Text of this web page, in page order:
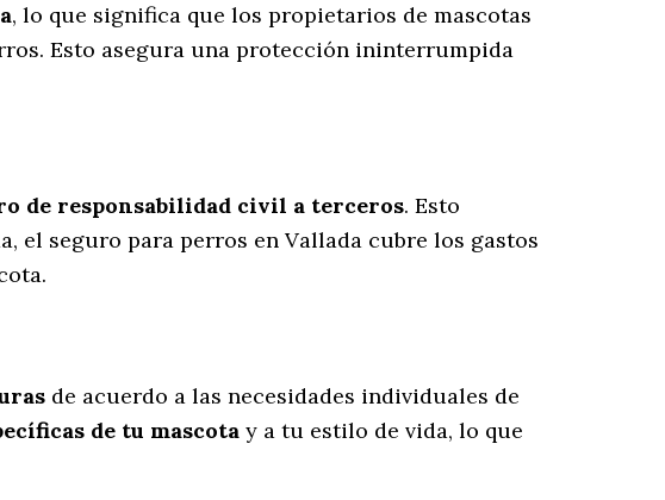
, lo que significa que los propietarios de mascotas
. Esto asegura una protección ininterrumpida
de responsabilidad civil a terceros. Esto
el seguro para perros en Vallada cubre los gastos
de acuerdo a las necesidades individuales de
de tu mascota y a tu estilo de vida, lo que